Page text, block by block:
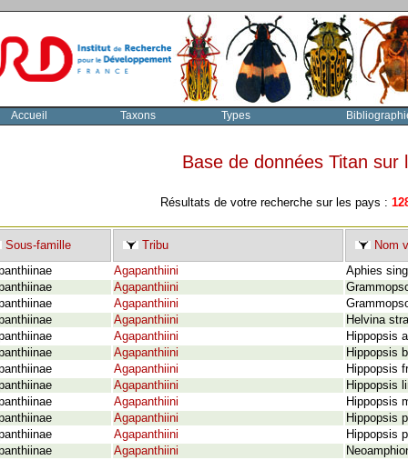
Accueil Taxons Types
Base de données Titan
Résultats de votre recherche sur les pays :
Sous-famille Tribu
Nom
Agapanthiini
Aphies
Agapanthiini
Agapanthiini
Agapanthiini
Helvina
Agapanthiini
Hippopsis
Agapanthiini
Hippopsis
Agapanthiini
Hippopsis
Agapanthiini
Hippopsis
Agapanthiini
Hippopsis
Agapanthiini
Hippopsis
Agapanthiini
Hippopsis
Agapanthiini